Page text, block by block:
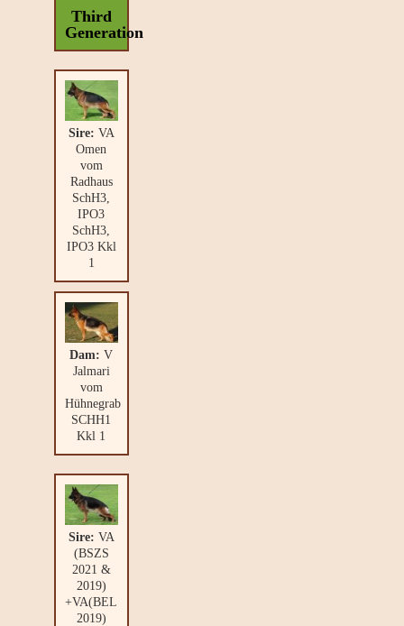
Third
Generation
Sire: VA
Omen
vom
Radhaus
SchH3,
IPO3
SchH3,
IPO3 Kkl
1
Dam:V
Jalmari
vom
Hühnegrab
SCHH1
Kkl 1
Sire: VA
(BSZS
2021 &
2019)
+VA(BEL
2019)